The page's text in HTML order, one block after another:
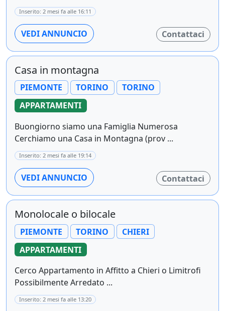
Inserito: 2 mesi fa alle 16:11
VEDI ANNUNCIO Contattaci
Casa in montagna
PIEMONTE TORINO
TORINO
APPARTAMENTI
Buongiorno siamo una Famiglia Numerosa
Cerchiamo una Casa in Montagna (prov ...
Inserito: 2 mesi fa alle 19:14
VEDI ANNUNCIO Contattaci
Monolocale o bilocale
PIEMONTE TORINO
CHIERI
APPARTAMENTI
Cerco Appartamento in Affitto a Chieri o Limitrofi
Possibilmente Arredato ...
Inserito: 2 mesi fa alle 13:20